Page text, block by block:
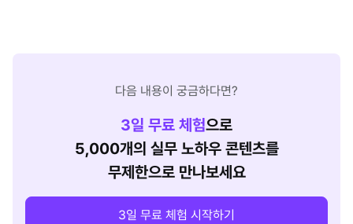
다음 내용이 궁금하다면?
3일 무료 체험으로
5,000개의 실무 노하우 콘텐츠를
무제한으로 만나보세요
3일 무료 체험 시작하기